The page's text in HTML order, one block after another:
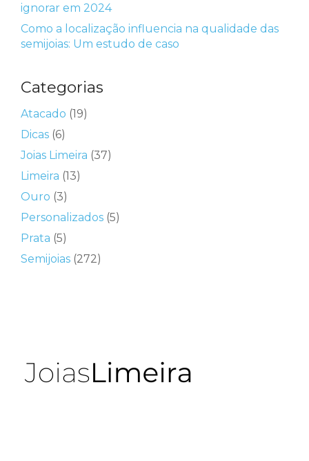
ignorar em 2024
Como a localização influencia na qualidade das
semijoias: Um estudo de caso
Categorias
Atacado (19)
Dicas (6)
Joias Limeira (37)
Limeira (13)
Ouro (3)
Personalizados (5)
Prata (5)
Semijoias (272)